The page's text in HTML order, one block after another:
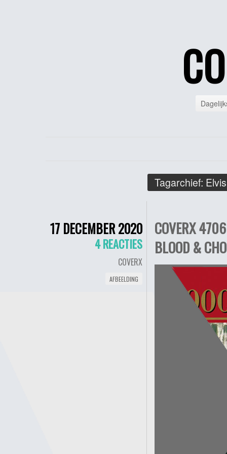
Tagarchief:
17 DECEMBER 2020
4 REACTIES
COVERX
AFBEELDING
COVERX
BLOOD &